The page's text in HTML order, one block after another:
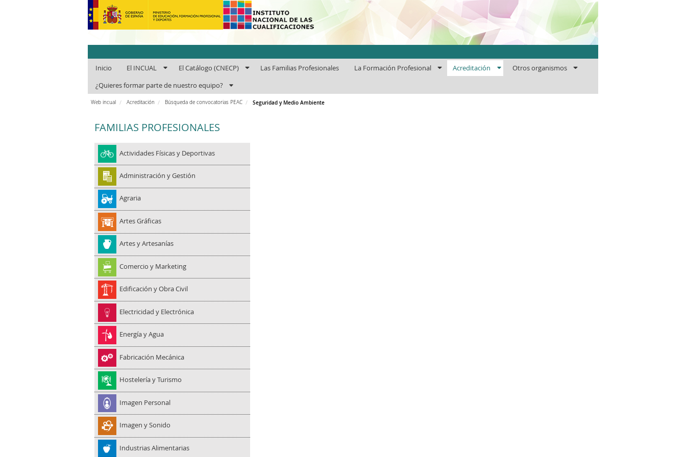
INCUAl - Instituto Nacional de las Cualificaciones
Inicio El INCUAL El Catálogo (CNECP) Las Familias Profesionales La Formación Profesional Acreditación Otros organismos
¿Quieres formar parte de nuestro equipo?
Web incual Acreditación Búsqueda de convocatorias PEAC Seguridad y Medio Ambiente
FAMILIAS PROFESIONALES
Actividades Físicas y Deportivas
Administración y Gestión
Agraria
Artes Gráficas
Artes y Artesanías
Comercio y Marketing
Edificación y Obra Civil
Electricidad y Electrónica
Energía y Agua
Fabricación Mecánica
Hostelería y Turismo
Imagen Personal
Imagen y Sonido
Industrias Alimentarias